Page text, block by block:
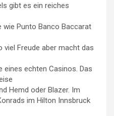
gibt es ein reiches
wie Punto Banco Baccarat
viel Freude aber macht das
eines echten Casinos. Das
Hemd oder Blazer. Im
im Hilton Innsbruck